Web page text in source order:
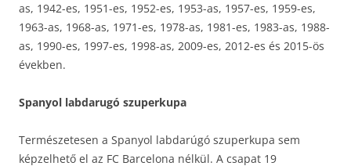
as, 1942-es, 1951-es, 1952-es, 1953-as, 1957-es, 1959-es,
1963-as, 1968-as, 1971-es, 1978-as, 1981-es, 1983-as, 1988-
as, 1990-es, 1997-es, 1998-as, 2009-es, 2012-es és 2015-ös
években.
Spanyol labdarugó szuperkupa
Természetesen a Spanyol labdarúgó szuperkupa sem
képzelhető el az FC Barcelona nélkül. A csapat 19